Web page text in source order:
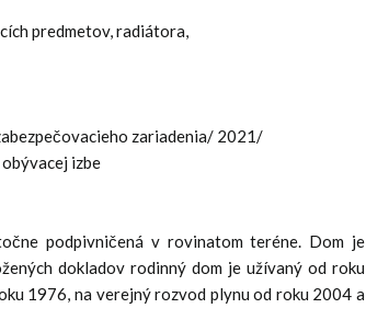
predmetov, radiátora,
zariadenia/ 2021/
izbe
podpivničená v rovinatom teréne. Dom je
dokladov rodinný dom je užívaný od roku
1976, na verejný rozvod plynu od roku 2004 a